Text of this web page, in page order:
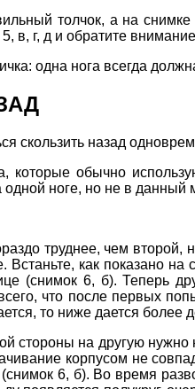
толчок, а на
в, г, д и обратите
одна нога всегда
скользить назад
которые обычно
одной ноге, но не в данный
труднее, чем
Встаньте, как показано
(снимок 6, б). Теперь
что после первых
то ниже дается
стороны на другую
корпусом не
6, б). Во время